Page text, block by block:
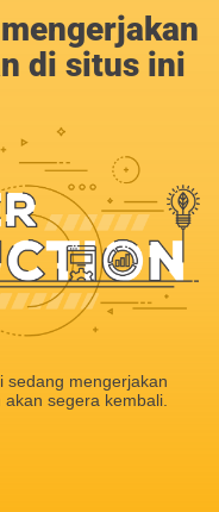
di situs ini
sedang mengerjakan
segera kembali.